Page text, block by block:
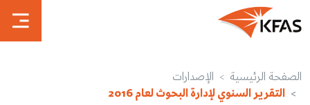
الصفحة الرئيسية
الإصدارات
التقرير السنوي لإدارة البحوث لعام 2016